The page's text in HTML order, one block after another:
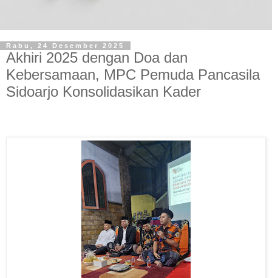
Rabu, 24 Desember 2025
Akhiri 2025 dengan Doa dan
Kebersamaan, MPC Pemuda Pancasila
Sidoarjo Konsolidasikan Kader